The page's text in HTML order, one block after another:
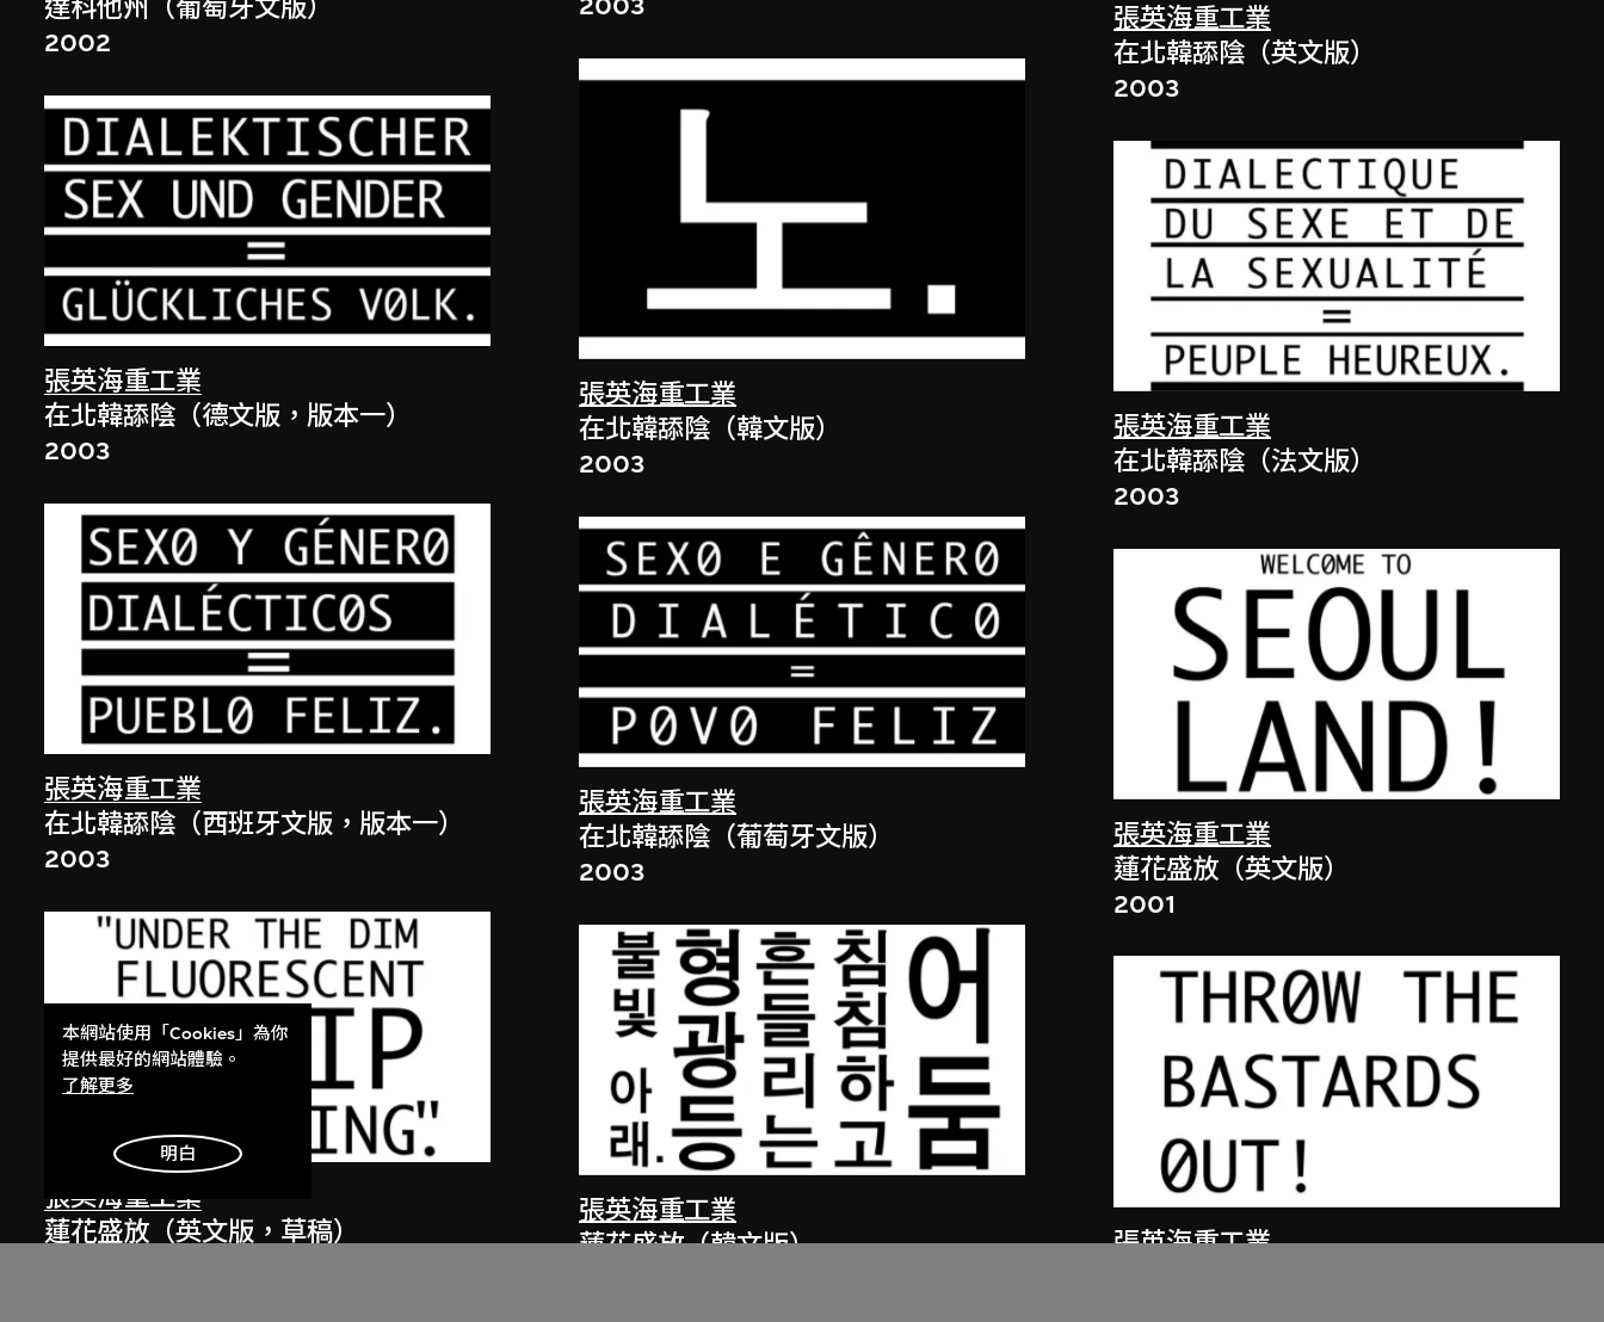
達科他州（葡萄牙文版）
2002
張英海重工業
在北韓舔陰（德文版，版本一）
2003
張英海重工業
在北韓舔陰（西班牙文版，版本一）
2003
張英海重工業
蓮花盛放（英文版，草稿）
張英海重工業
在北韓舔陰（韓文版）
2003
張英海重工業
在北韓舔陰（葡萄牙文版）
2003
張英海重工業
蓮花盛放（韓文版）
張英海重工業
在北韓舔陰（英文版）
2003
張英海重工業
在北韓舔陰（法文版）
2003
張英海重工業
蓮花盛放（英文版）
2001
張英海重工業
本網站使用「Cookies」為你
提供最好的網站體驗。
了解更多
明白